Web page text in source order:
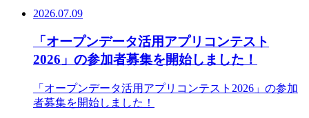
2026.07.09
「オープンデータ活用アプリコンテスト
2026」の参加者募集を開始しました！
「オープンデータ活用アプリコンテスト2026」の参加
者募集を開始しました！